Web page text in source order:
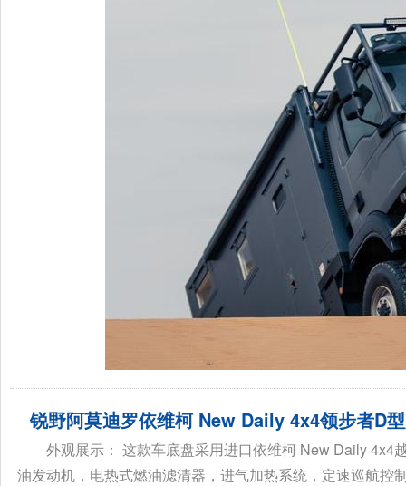
锐野阿莫迪罗依维柯 New Daily 4x4领步者D
外观展示： 这款车底盘采用进口依维柯 New Daily 4x4
油发动机，电热式燃油滤清器，进气加热系统，定速巡航